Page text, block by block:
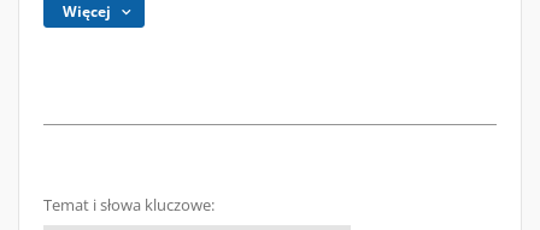
Więcej
Temat i słowa kluczowe: